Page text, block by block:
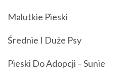
Malutkie Pieski
Średnie I Duże Psy
Pieski Do Adopcji – Sunie